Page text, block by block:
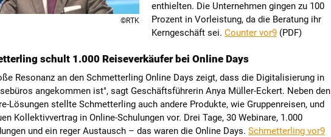
©RTK
enthielten. Die Unternehmen gingen zu 100
Prozent in Vorleistung, da die Beratung ihr
Kerngeschäft sei. Counter vor9 (PDF)
schult 1.000 Reiseverkäufer bei Online Days
Resonanz an den Schmetterling Online Days zeigt, dass die Digitalisierung in
angekommen ist", sagt Geschäftsführerin Anya Müller-Eckert. Neben den
Lösungen stellte Schmetterling auch andere Produkte, wie Gruppenreisen, und
Kollektivvertrag in Online-Schulungen vor. Drei Tage, 30 Webinare, 1.000
und ein reger Austausch – das waren die Online Days. Schmetterling vor9